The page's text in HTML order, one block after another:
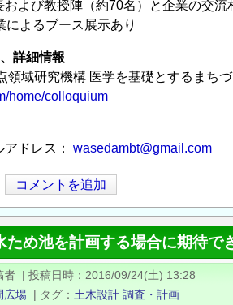
および教授陣（約70名）と企業の交流
によるブース展示あり
詳細情報
領域研究機構 医学を基礎とするまち
home/colloquium
ドレス： wasedambt@gmail.com
コメントを追加
ため池を計画する場合に期待で
者 | 投稿日時
2016/09/24(土) 13:28
広場 | タグ 土木設計 調査・計画